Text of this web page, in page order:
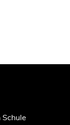
Schule